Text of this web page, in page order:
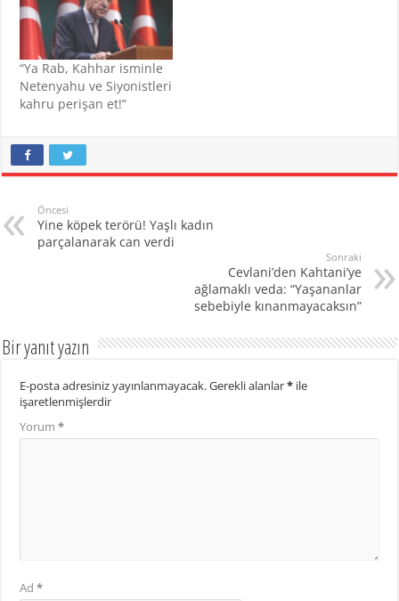
“Ya Rab, Kahhar isminle
Netenyahu ve Siyonistleri
kahru perişan et!”
Öncesi
Yine köpek terörü! Yaşlı kadın
parçalanarak can verdi
Sonraki
Cevlani’den Kahtani’ye
ağlamaklı veda: “Yaşananlar
sebebiyle kınanmayacaksın”
Bir yanıt yazın
E-posta adresiniz yayınlanmayacak.Gerekli alanlar* ile
işaretlenmişlerdir
Yorum*
Ad*